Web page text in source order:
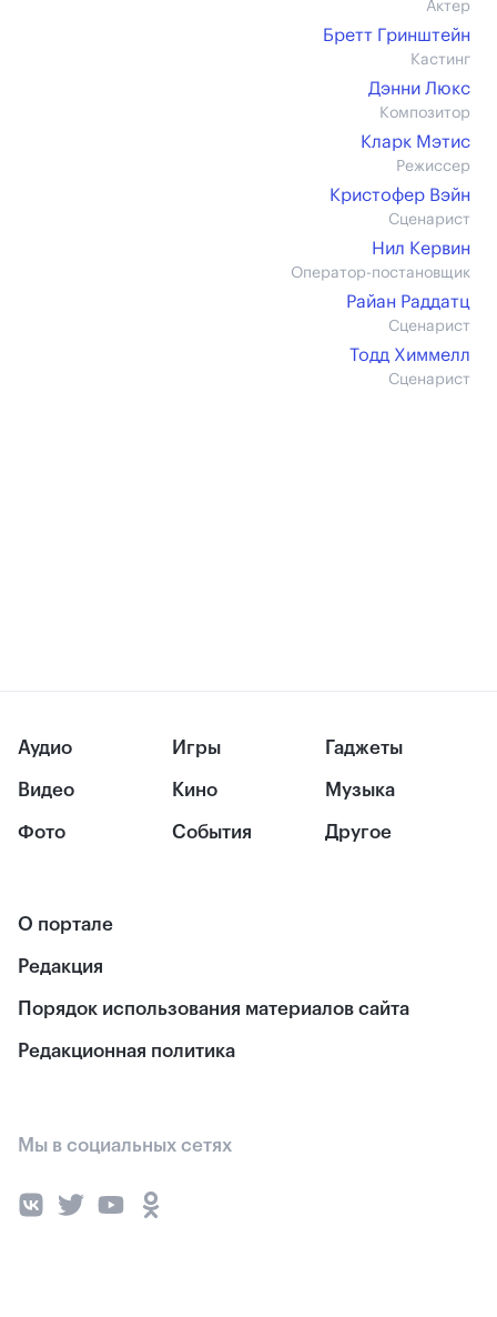
Актер
Бретт Гринштейн
Кастинг
Дэнни Люкс
Композитор
Кларк Мэтис
Режиссер
Кристофер Вэйн
Сценарист
Нил Кервин
Оператор-постановщик
Райан Раддатц
Сценарист
Тодд Химмелл
Сценарист
Аудио
Видео
Фото
Игры
Кино
События
Гаджеты
Музыка
Другое
О портале
Редакция
Порядок использования материалов сайта
Редакционная политика
Мы в социальных сетях